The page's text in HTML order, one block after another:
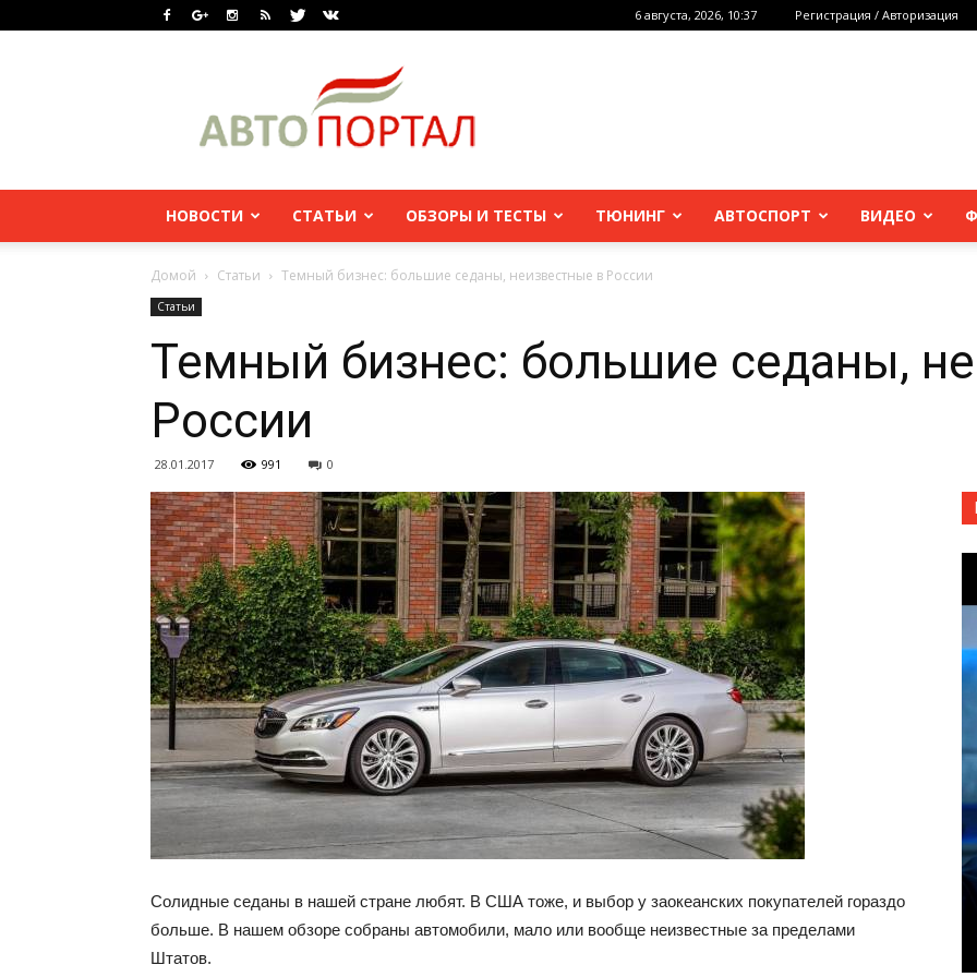
6 августа, 2026, 10:37 Регистрация / Авторизация
НОВОСТИ СТАТЬИ ОБЗОРЫ И ТЕСТЫ ТЮНИНГ АВТОСПОРТ ВИДЕО
Домой Статьи Темный бизнес: большие седаны, неизвестные в России
Статьи
Темный бизнес: большие седаны,
России
28.01.2017 991 0
Солидные седаны в нашей стране любят. В США тоже, и выбор у заокеанских покупателей гораздо
больше. В нашем обзоре собраны автомобили, мало или вообще неизвестные за пределами
Штатов.